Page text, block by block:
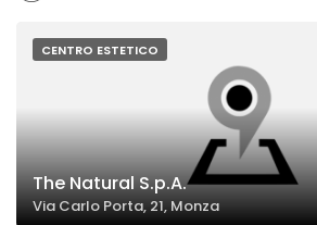
CENTRO ESTETICO
The Natural S.p.A.
Via Carlo Porta, 21, Monza